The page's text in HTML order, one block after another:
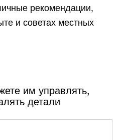
рекомендации,
и советах местных
им управлять,
детали